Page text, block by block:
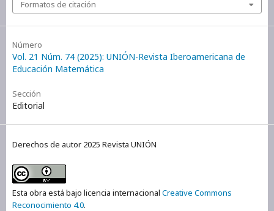
Formatos de citación
Número
Vol. 21 Núm. 74 (2025): UNIÓN-Revista Iberoamericana de
Educación Matemática
Sección
Editorial
Derechos de autor 2025 Revista UNIÓN
Esta obra está bajo licencia internacional Creative Commons
Reconocimiento 4.0.